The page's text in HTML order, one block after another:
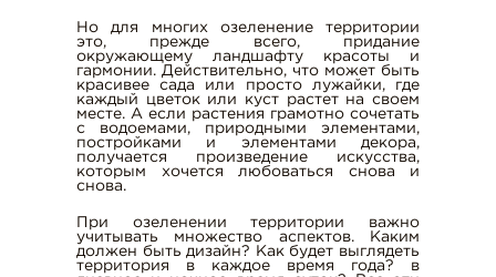
СТРОИТЕЛЬСТВО ДОРОГ
АСФАЛЬТИРОВАНИЕ ДОРОГ
ДОРОЖНЫЕ РАБОТЫ
РЕМОНТ И СОДЕРЖАНИЕ ДОРОГ
УКЛАДКА АСФАЛЬТА
БЛАГОУСТРОЙСТВО
АВТОМОБИЛЬНЫХ ДОРОГ
БЛАГОУСТРОЙСТВО ТРАСС
Но для многих озеленение территории
это, прежде всего, придание
окружающему ландшафту красоты и
гармонии. Действительно, что может быть
красивее сада или просто лужайки, где
каждый цветок или куст растет на своем
месте. А если растения грамотно сочетать
с водоемами, природными элементами,
постройками и элементами декора,
получается произведение искусства,
которым хочется любоваться снова и
снова.
При озеленении территории важно
учитывать множество аспектов. Каким
должен быть дизайн? Как будет выглядеть
территория в каждое время года? в